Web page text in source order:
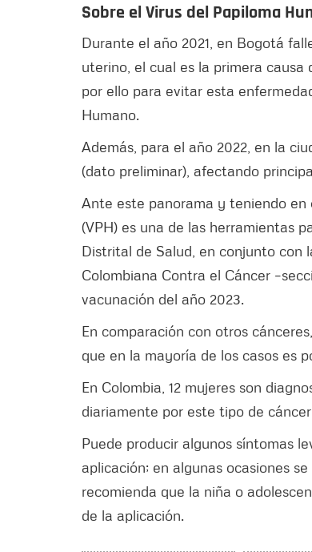
Sobre el Virus del Papiloma
Durante el año 2021, en Bogotá
uterino, el cual es la primera causa
por ello para evitar esta
Humano.
Además, para el año 2022, en la
(dato preliminar), afectando
Ante este panorama y teniendo
(VPH) es una de las herramientas
Distrital de Salud, en conjunto con
Colombiana Contra el Cáncer
vacunación del año 2023.
En comparación con otros
que en la mayoría de los casos es
En Colombia, 12 mujeres son
diariamente por este tipo de
Puede producir algunos síntomas
aplicación; en algunas ocasiones
recomienda que la niña o
de la aplicación.